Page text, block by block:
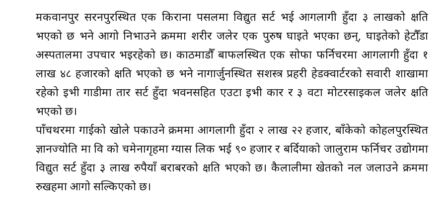
मकवानपुर सरनपुरस्थित एक किराना पसलमा विद्युत सर्ट भई आगलागी हुँदा ३ लाखको क्षति
भएको छ भने आगो निभाउने क्रममा शरीर जलेर एक पुरुष घाइते भएका छन्, घाइतेको हेटौँडा
अस्पतालमा उपचार भइरहेको छ। काठमाडौँ बाफलस्थित एक सोफा फर्निचरमा आगलागी हुँदा १
लाख ४८ हजारको क्षति भएको छ भने नागार्जुनस्थित सशस्त्र प्रहरी हेडक्वार्टरको सवारी शाखामा
रहेको इभी गाडीमा तार सर्ट हुँदा भवनसहित एउटा इभी कार र ३ वटा मोटरसाइकल जलेर क्षति
भएको छ।
पाँचथरमा गाईको खोले पकाउने क्रममा आगलागी हुँदा २ लाख २२ हजार, बाँकेको कोहलपुरस्थित
ज्ञानज्योति मा वि को चमेनागृहमा ग्यास लिक भई ९० हजार र बर्दियाको जालुराम फर्निचर उद्योगमा
विद्युत सर्ट हुँदा ३ लाख रुपैयाँ बराबरको क्षति भएको छ। कैलालीमा खेतको नल जलाउने क्रममा
रुखहरूमा आगो सल्किएको छ।